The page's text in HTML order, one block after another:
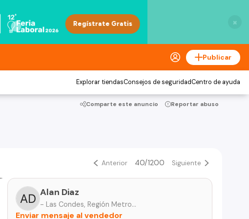
×
Publicar
Explorar tiendasConsejos de seguridadCentro de ayuda
Comparte este anuncio Reportar abuso
Anterior 40/1200 Siguiente
Alan Diaz
- Las Condes, Región Metropolitana
Enviar mensaje al vendedor